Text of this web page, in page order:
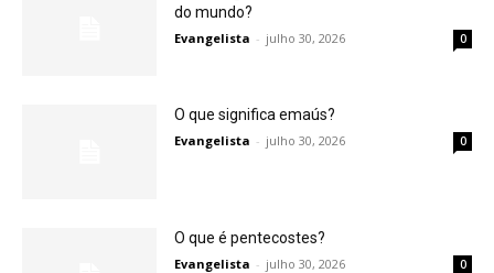
do mundo?
Evangelista - julho 30, 2026 0
O que significa emaús?
Evangelista - julho 30, 2026 0
O que é pentecostes?
Evangelista - julho 30, 2026 0